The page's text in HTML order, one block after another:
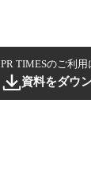
PR TIMESのご利用
資料をダウ